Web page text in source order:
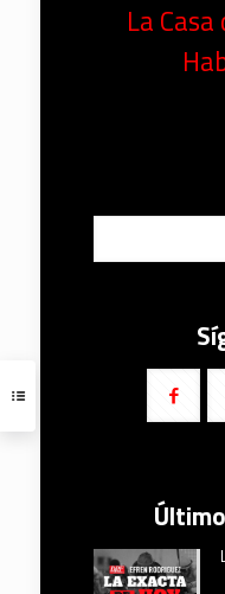
La